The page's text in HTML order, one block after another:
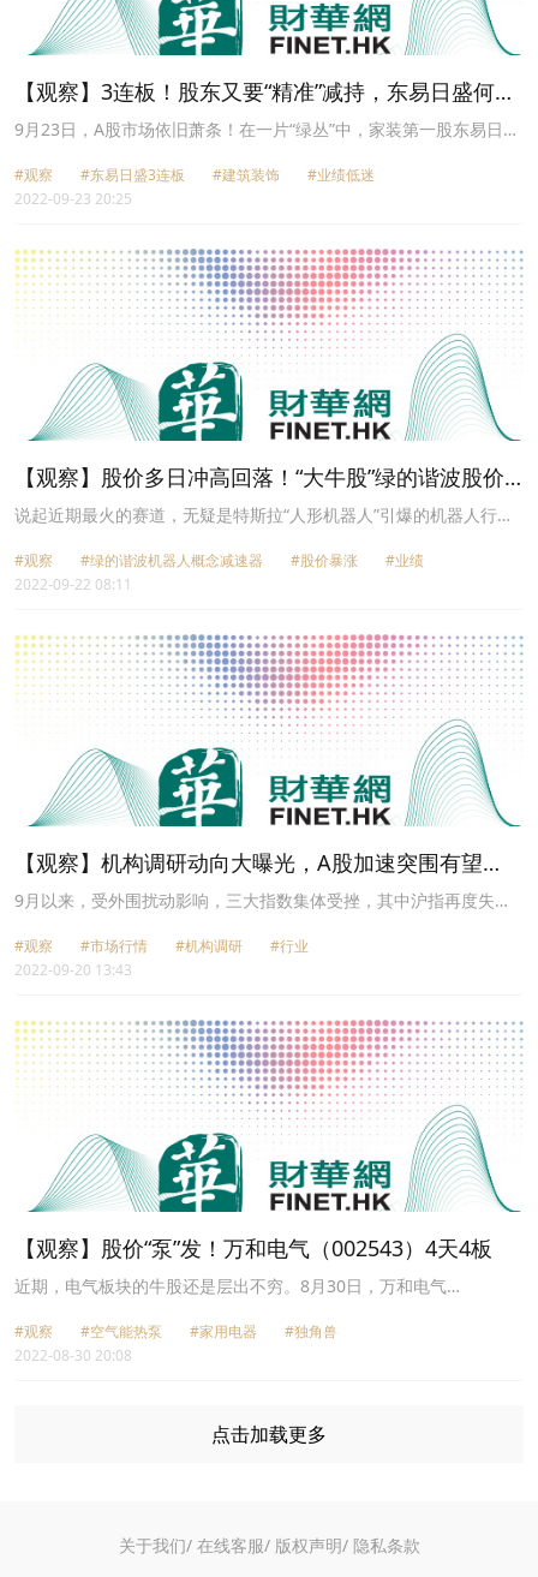
【观察】3连板！股东又要“精准”减持，东易日盛何以
成妖？
9月23日，A股市场依旧萧条！在一片“绿丛”中，家装第一股东易日盛
荡走势，随后封上涨停板，报收7.74元/股。自9月21日以来，东易日
盛已成功实现3连板，涨势颇为凶猛。
#观察 #东易日盛3连板 #建筑装饰
#业绩低迷
2022-09-23 20:25
【观察】股价多日冲高回落！“大牛股”绿的谐波股价
已见顶？
说起近期最火的赛道，无疑是特斯拉“人形机器人”引爆的机器人行
泛关注。国内谐波减速器绝对龙头绿的谐波（688017.SH），自然成
为投资者追捧的焦点。自4月27日起该股便一路走高，在7月29日涨
#观察 #绿的谐波机器人概念减速器 #股价暴涨
#业绩
2022-09-22 08:11
【观察】机构调研动向大曝光，A股加速突围有望
了？
9月以来，受外围扰动影响，三大指数集体受挫，其中沪指再度失守
进入弱势整理，资金向电力、油服、航空等前期冷门行业发生轮动，
博弈激烈。
#观察 #市场行情 #机构调研
#行业
2022-09-20 13:43
【观察】股价“泵”发！万和电气（002543）4天4板
近期，电气板块的牛股还是层出不穷。8月30日，万和电气
元/股，市值为96.15亿元，距离百亿仅一步之遥。自4月28日股价低
点以来，公司累计涨幅128.9%。
#观察 #空气能热泵 #家用电器
#独角兽
2022-08-30 20:08
点击加载更多
关于我们/ 在线客服/ 版权声明/ 隐私条款